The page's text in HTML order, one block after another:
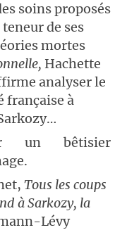
soins proposés
de ses
mortes
Hachette
analyser le
française à
un bêtisier
Tous les coups
à Sarkozy, la
Lévy